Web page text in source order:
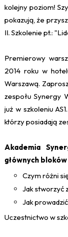
kolejny poziom!
pokazują, że
II. Szkolenie pt.:
Premierowy
2014 roku w
Warszawą.
zespołu Synergy
już w szkoleniu
którzy posiadają
Akademia
głównych
Czym różni
Jak stworzyć
Jak
Uczestnictwo w